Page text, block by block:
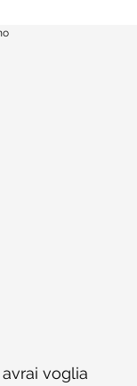
voglia